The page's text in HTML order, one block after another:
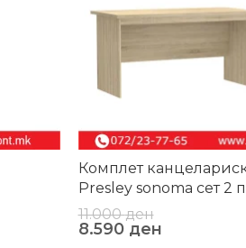
Комплет
Presley sonoma сет 2
11.000ден
8.590 ден